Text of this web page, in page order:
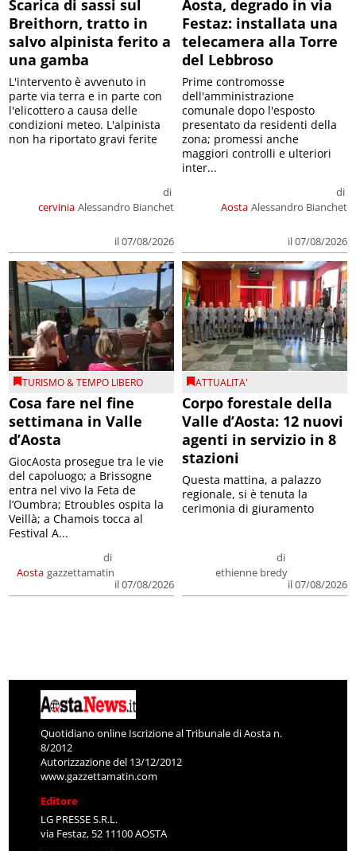
Scarica di sassi sul
Breithorn, tratto in
salvo alpinista ferito a
una gamba
cervinia
di
Alessandro Bianchet
il 07/08/2026
L'intervento è avvenuto in
parte via terra e in parte con
l'elicottero a causa delle
condizioni meteo. L'alpinista
non ha riportato gravi ferite
Aosta, degrado in via
Festaz: installata una
telecamera alla Torre
del Lebbroso
Aosta
di
Alessandro Bianchet
il 07/08/2026
Prime contromosse
dell'amministrazione
comunale dopo l'esposto
presentato da residenti della
zona; promessi anche
maggiori controlli e ulteriori
inter...
TURISMO & TEMPO LIBERO
Cosa fare nel fine
settimana in Valle
d’Aosta
Aosta
di
gazzettamatin
il 07/08/2026
GiocAosta prosegue tra le vie
del capoluogo; a Brissogne
entra nel vivo la Feta de
l’Oumbra; Etroubles ospita la
Veillà; a Chamois tocca al
Festival A...
ATTUALITA'
Corpo forestale della
Valle d’Aosta: 12 nuovi
agenti in servizio in 8
stazioni
di
ethienne bredy
il 07/08/2026
Questa mattina, a palazzo
regionale, si è tenuta la
cerimonia di giuramento
Quotidiano online Iscrizione al Tribunale di Aosta n.
8/2012
Autorizzazione del 13/12/2012
www.gazzettamatin.com
Editore
LG PRESSE S.R.L.
via Festaz, 52 11100 AOSTA